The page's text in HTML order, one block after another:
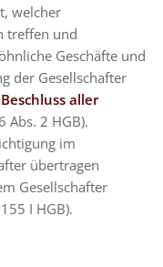
welcher
treffen und
Geschäfte und
der Gesellschafter
aller
Abs. 2 HGB).
im
übertragen
Gesellschafter
I HGB).